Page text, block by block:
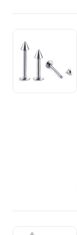
Цена
Количество